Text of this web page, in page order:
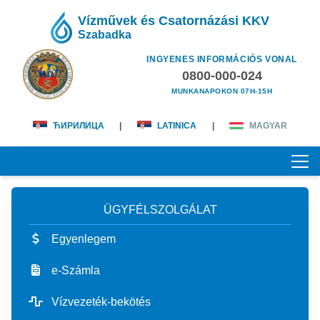
Vízművek és Csatornázási KKV
Szabadka
INGYENES INFORMÁCIÓS VONAL
0800-000-024
MUNKANAPOKON 07H-15H
ЋИРИЛИЦА LATINICA MAGYAR
KEZDŐOLDAL
RÓLUNK
magunkról
ÜGYFÉLSZOLGÁLAT
ÜGYFÉLSZOLGÁLAT
Egyenlegem
e-Számla
Vízvezeték-bekötés